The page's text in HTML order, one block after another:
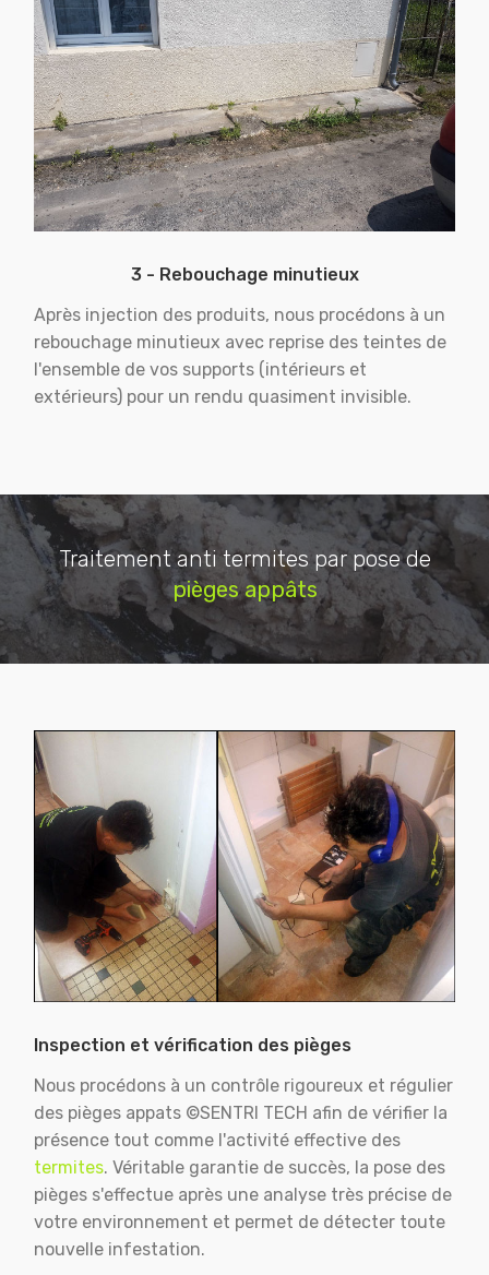
3 - Rebouchage minutieux
Après injection des produits, nous procédons à un
rebouchage minutieux avec reprise des teintes de
l'ensemble de vos supports (intérieurs et
extérieurs) pour un rendu quasiment invisible.
Traitement anti termites par pose de
pièges appâts
Inspection et vérification des pièges
Nous procédons à un contrôle rigoureux et régulier
des pièges appats ©SENTRI TECH afin de vérifier la
présence tout comme l'activité effective des
termites. Véritable garantie de succès, la pose des
pièges s'effectue après une analyse très précise de
votre environnement et permet de détecter toute
nouvelle infestation.